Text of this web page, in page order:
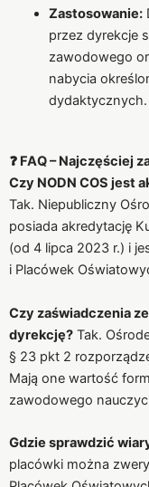
Zastosowanie:
przez dyrekcje
zawodowego
nabycia
dydaktycznych.
❓ FAQ – Najczęściej
Czy NODN COS jest
Tak. Niepubliczny
posiada akredytację
(od 4 lipca 2023 r.) i
i Placówek
Czy zaświadczenia
dyrekcję? Tak.
§ 23 pkt 2
Mają one wartość
zawodowego
Gdzie sprawdzić
placówki można